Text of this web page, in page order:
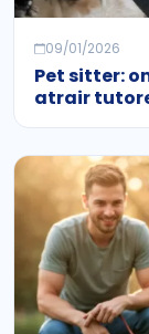
09/01/2026
Pet sitter:
atrair